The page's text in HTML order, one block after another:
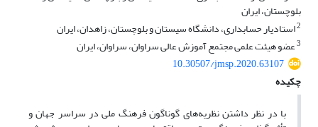
بلوچستان، ایران
2استادیار حسابداری، دانشگاه سیستان و بلوچستان، زاهدان، ایران
3عضو هیئت علمی مجتمع آموزش عالی سراوان، سراوان، ایران
10.30507/jmsp.2020.63107
چکیده
با در نظر داشتن نظریه‌های گوناگون فرهنگ ملی در سراسر جهان و